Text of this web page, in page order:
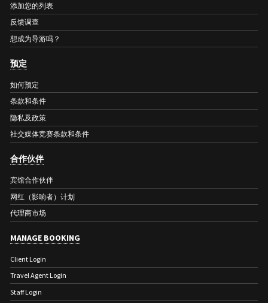
添加您的列表
反馈调查
想成为导游吗？
预定
如何预定
条款和条件
隐私及政策
社交媒体竞赛条款和条件
合作伙伴
宾馆合作伙伴
网红（影响者）计划
代理商市场
MANAGE BOOKING
Client Login
Travel Agent Login
Staff Login